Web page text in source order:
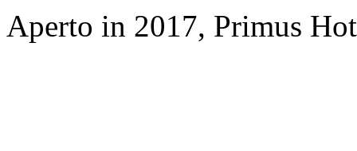
Aperto in 2017, Primus